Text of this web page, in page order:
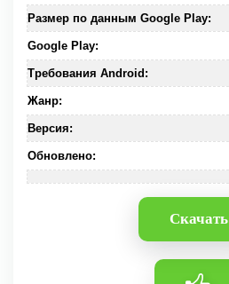
Размер по данным Google Play:
Google Play:
Требования Android:
Жанр:
Версия:
Обновлено:
Скачать